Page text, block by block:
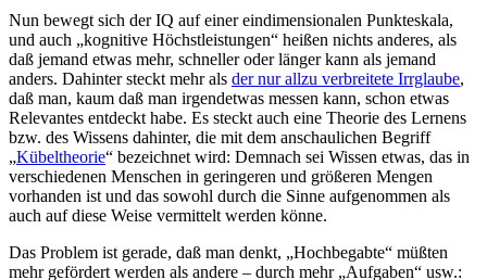
Nun bewegt sich der IQ auf einer eindimensionalen Punkteskala,
und auch „kognitive Höchstleistungen“ heißen nichts anderes, als
daß jemand etwas mehr, schneller oder länger kann als jemand
anders. Dahinter steckt mehr als der nur allzu verbreitete Irrglaube,
daß man, kaum daß man irgendetwas messen kann, schon etwas
Relevantes entdeckt habe. Es steckt auch eine Theorie des Lernens
bzw. des Wissens dahinter, die mit dem anschaulichen Begriff
„Kübeltheorie“ bezeichnet wird: Demnach sei Wissen etwas, das in
ver­schiedenen Menschen in geringeren und größeren Mengen
vorhanden ist und das sowohl durch die Sinne aufgenommen als
auch auf diese Weise vermittelt werden könne.
Das Problem ist gerade, daß man denkt, „Hochbegabte“ müßten
mehr gefördert werden als andere – durch mehr „Aufgaben“ usw.: